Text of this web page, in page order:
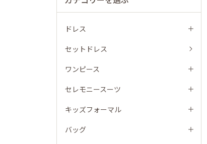
ドレス
セットドレス
ワンピース
セレモニースーツ
キッズフォーマル
バッグ